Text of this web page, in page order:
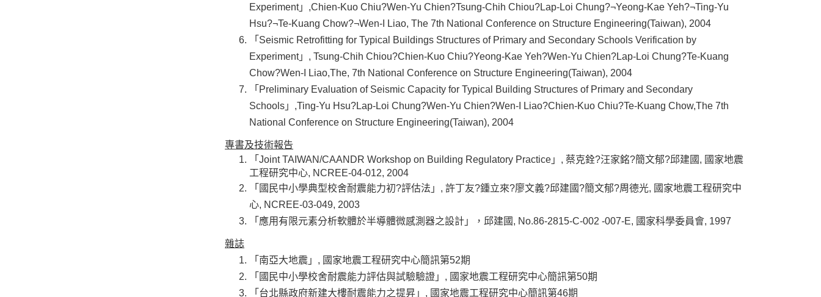
Experiment」,Chien-Kuo Chiu?Wen-Yu Chien?Tsung-Chih Chiou?Lap-Loi Chung?¬Yeong-Kae Yeh?¬Ting-Yu
Hsu?¬Te-Kuang Chow?¬Wen-I Liao, The 7th National Conference on Structure Engineering(Taiwan), 2004
「Seismic Retrofitting for Typical Buildings Structures of Primary and Secondary Schools Verification by
Experiment」, Tsung-Chih Chiou?Chien-Kuo Chiu?Yeong-Kae Yeh?Wen-Yu Chien?Lap-Loi Chung?Te-Kuang
Chow?Wen-I Liao,The, 7th National Conference on Structure Engineering(Taiwan), 2004
「Preliminary Evaluation of Seismic Capacity for Typical Building Structures of Primary and Secondary
Schools」,Ting-Yu Hsu?Lap-Loi Chung?Wen-Yu Chien?Wen-I Liao?Chien-Kuo Chiu?Te-Kuang Chow,The 7th
National Conference on Structure Engineering(Taiwan), 2004
專書及技術報告
「Joint TAIWAN/CAANDR Workshop on Building Regulatory Practice」, 蔡克銓?汪家銘?簡文郁?邱建國, 國家地震
工程研究中心, NCREE-04-012, 2004
「國民中小學典型校舍耐震能力初?評估法」, 許丁友?鍾立來?廖文義?邱建國?簡文郁?周德光, 國家地震工程研究中
心, NCREE-03-049, 2003
「應用有限元素分析軟體於半導體微感測器之設計」，邱建國, No.86-2815-C-002 -007-E, 國家科學委員會, 1997
雜誌
「南亞大地震」, 國家地震工程研究中心簡訊第52期
「國民中小學校舍耐震能力評估與試驗驗證」, 國家地震工程研究中心簡訊第50期
「台北縣政府新建大樓耐震能力之提昇」, 國家地震工程研究中心簡訊第46期